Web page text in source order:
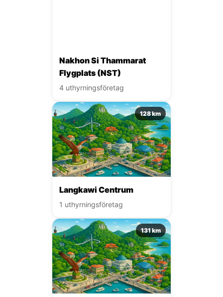
Nakhon Si Thammarat
Flygplats (NST)
4 uthyrningsföretag
128 km
Langkawi Centrum
1 uthyrningsföretag
131 km